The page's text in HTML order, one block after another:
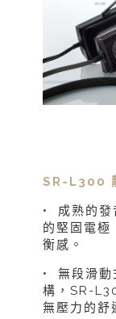
SR-L300
• 成熟的發
的堅固電極
衡感。
• 無段滑動
構，SR-
無壓力的舒